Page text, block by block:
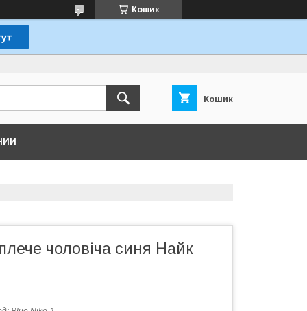
Кошик
Кошик
чоловіча синя Найк